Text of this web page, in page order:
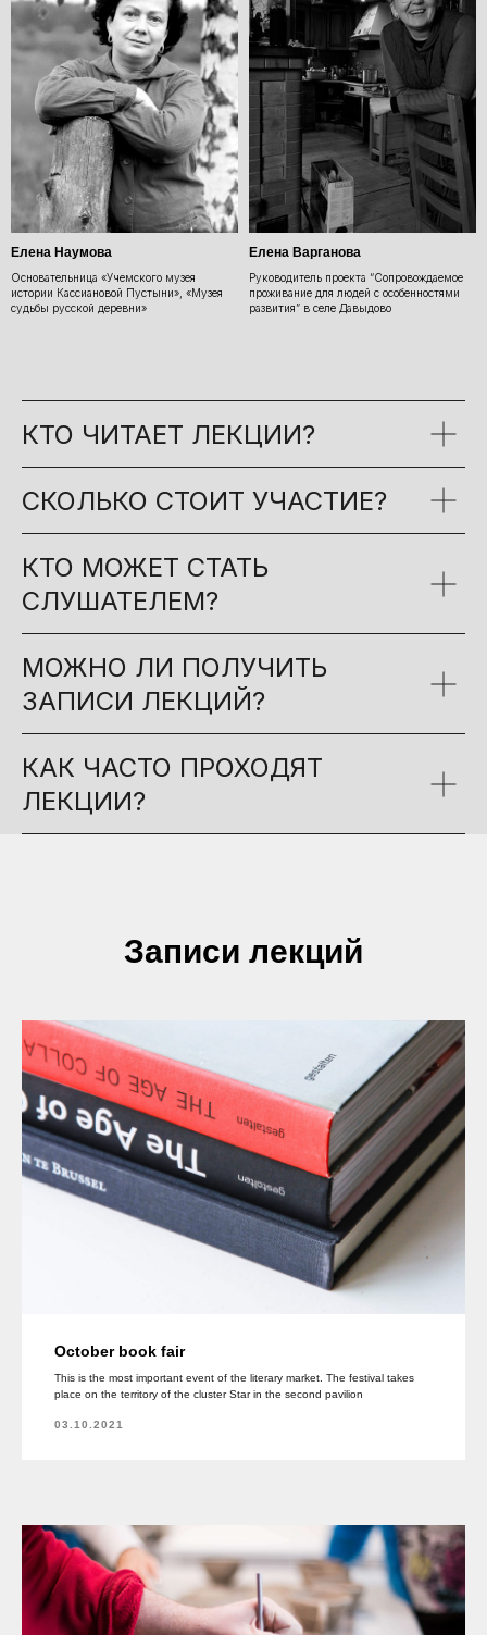
Елена Наумова
Основательница «Учемского музея
истории Кассиановой Пустыни», «Музея
судьбы русской деревни»
Елена Варганова
Руководитель проекта “Сопровождаемое
проживание для людей с особенностями
развития” в селе Давыдово
КТО ЧИТАЕТ ЛЕКЦИИ?
СКОЛЬКО СТОИТ УЧАСТИЕ?
КТО МОЖЕТ СТАТЬ
СЛУШАТЕЛЕМ?
МОЖНО ЛИ ПОЛУЧИТЬ
ЗАПИСИ ЛЕКЦИЙ?
КАК ЧАСТО ПРОХОДЯТ
ЛЕКЦИИ?
Записи лекций
October book fair
This is the most important event of the literary market. The festival takes
place on the territory of the cluster Star in the second pavilion
03.10.2021